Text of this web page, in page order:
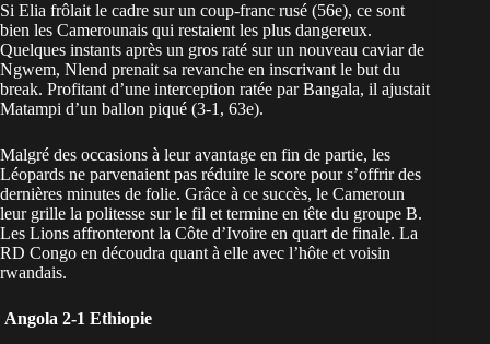
Si Elia frôlait le cadre sur un coup-franc rusé (56e), ce sont
bien les Camerounais qui restaient les plus dangereux.
Quelques instants après un gros raté sur un nouveau caviar de
Ngwem, Nlend prenait sa revanche en inscrivant le but du
break. Profitant d’une interception ratée par Bangala, il ajustait
Matampi d’un ballon piqué (3-1, 63e).
Malgré des occasions à leur avantage en fin de partie, les
Léopards ne parvenaient pas réduire le score pour s’offrir des
dernières minutes de folie. Grâce à ce succès, le Cameroun
leur grille la politesse sur le fil et termine en tête du groupe B.
Les Lions affronteront la Côte d’Ivoire en quart de finale. La
RD Congo en découdra quant à elle avec l’hôte et voisin
rwandais.
Angola 2-1 Ethiopie